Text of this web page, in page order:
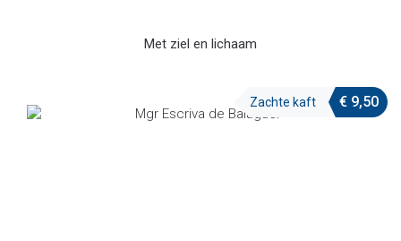
Met ziel en lichaam
Zachte kaft € 9,50